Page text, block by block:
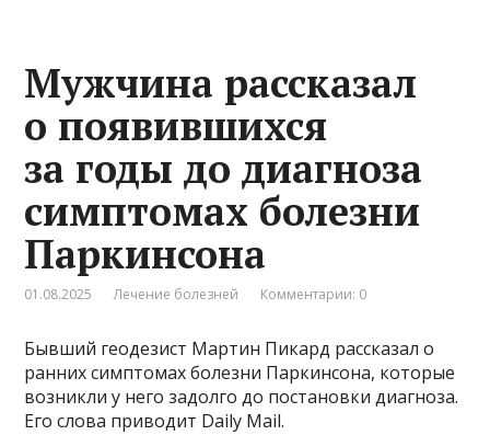
Мужчина рассказал
о появившихся
за годы до диагноза
симптомах болезни
Паркинсона
01.08.2025 Лечение болезней Комментарии: 0
Бывший геодезист Мартин Пикард рассказал о
ранних симптомах болезни Паркинсона, которые
возникли у него задолго до постановки диагноза.
Его слова приводит Daily Mail.